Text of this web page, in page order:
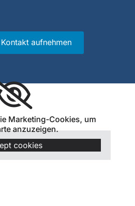
Marketing-Cookies, um
anzuzeigen.
cookies